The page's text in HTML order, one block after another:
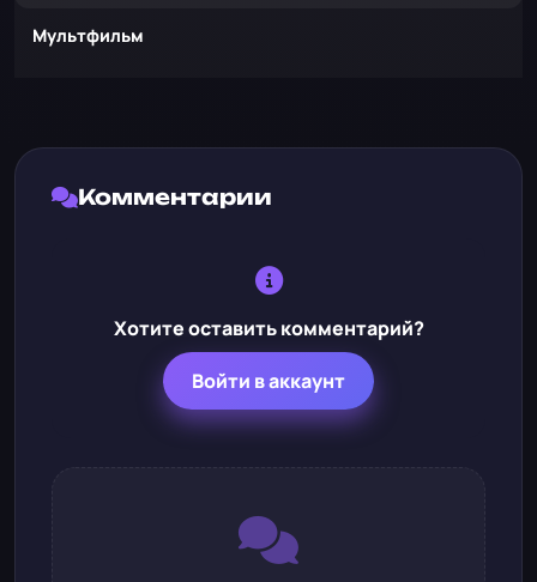
Мультфильм
Комментарии
Хотите оставить комментарий?
Войти в аккаунт